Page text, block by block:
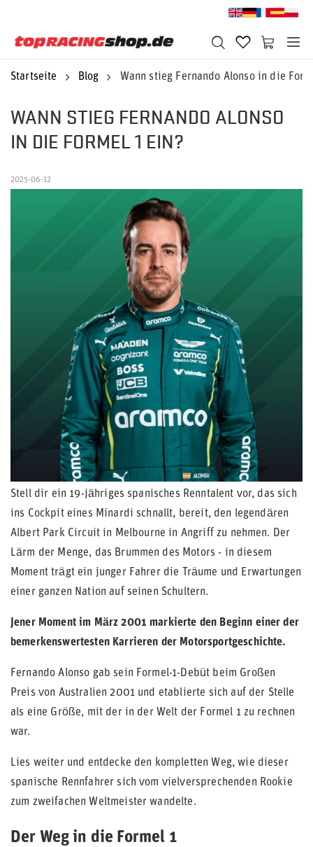
Startseite Blog Wann stieg Fernando Alonso in die
WANN STIEG FERNANDO ALONSO
IN DIE FORMEL 1 EIN?
2025-06-12
Stell dir ein 19-jähriges spanisches Renntalent vor, das sich
ins Cockpit eines Minardi schnallt, bereit, den legendären
Albert Park Circuit in Melbourne in Angriff zu nehmen. Der
Lärm der Menge, das Brummen des Motors - in diesem
Moment trägt ein junger Fahrer die Träume und Erwartungen
einer ganzen Nation auf seinen Schultern.
Jener Moment im März 2001 markierte den Beginn einer der
bemerkenswertesten Karrieren der Motorsportgeschichte.
Fernando Alonso gab sein Formel-1-Debüt beim Großen
Preis von Australien 2001 und etablierte sich auf der Stelle
als eine Größe, mit der in der Welt der Formel 1 zu rechnen
war.
Lies weiter und entdecke den kompletten Weg, wie dieser
spanische Rennfahrer sich vom vielversprechenden Rookie
zum zweifachen Weltmeister wandelte.
Der Weg in die Formel 1